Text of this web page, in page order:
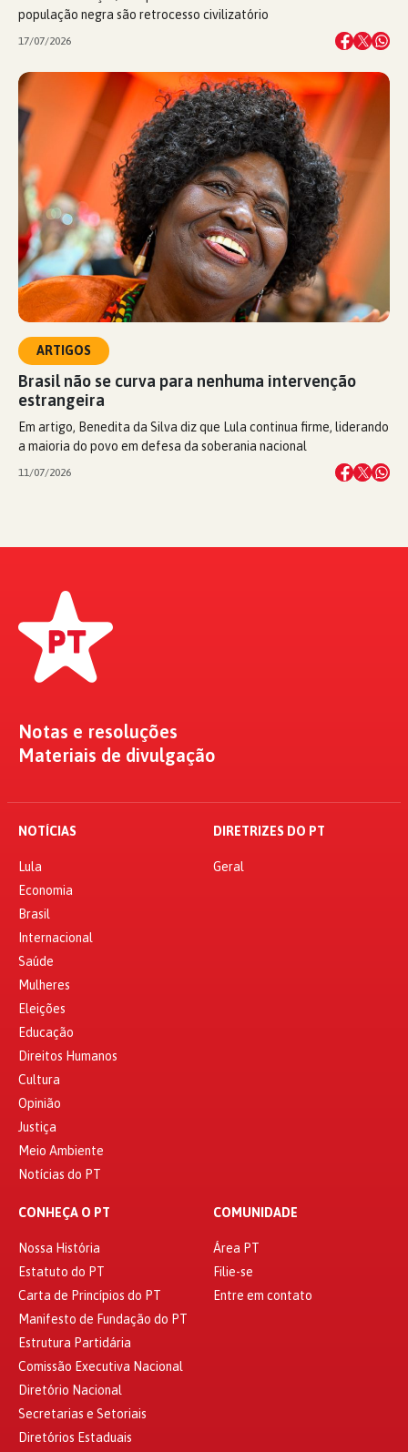
população negra são retrocesso civilizatório
17/07/2026
ARTIGOS
Brasil não se curva para nenhuma intervenção
estrangeira
Em artigo, Benedita da Silva diz que Lula continua firme, liderando
a maioria do povo em defesa da soberania nacional
11/07/2026
Notas e resoluções
Materiais de divulgação
NOTÍCIAS
Lula
Economia
Brasil
Internacional
Saúde
Mulheres
Eleições
Educação
Direitos Humanos
Cultura
Opinião
Justiça
Meio Ambiente
Notícias do PT
DIRETRIZES DO PT
Geral
CONHEÇA O PT
Nossa História
Estatuto do PT
Carta de Princípios do PT
Manifesto de Fundação do PT
Estrutura Partidária
Comissão Executiva Nacional
Diretório Nacional
Secretarias e Setoriais
Diretórios Estaduais
COMUNIDADE
Área PT
Filie-se
Entre em contato